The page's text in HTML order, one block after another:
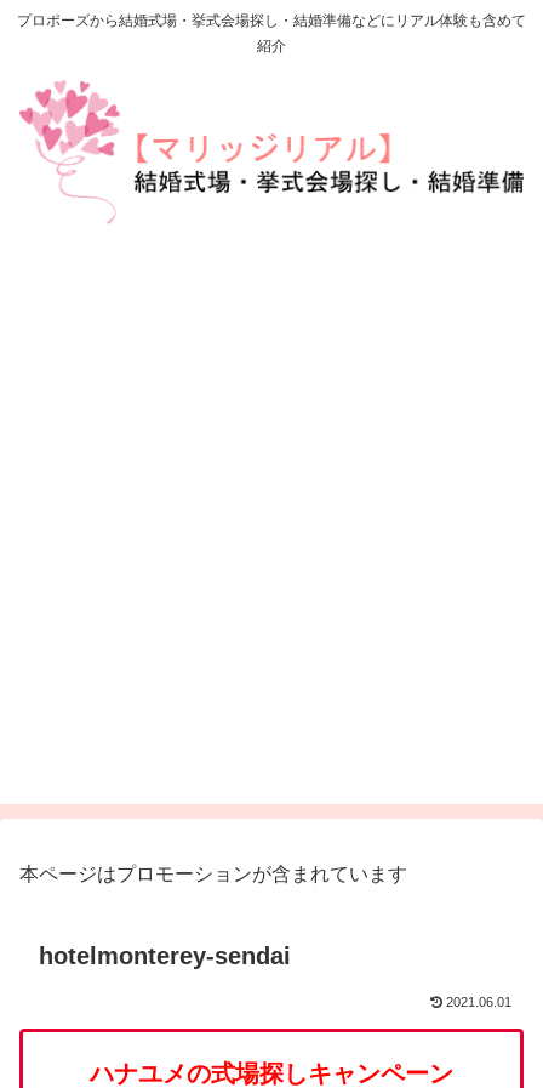
プロポーズから結婚式場・挙式会場探し・結婚準備などにリアル体験も含めて
紹介
本ページはプロモーションが含まれています
hotelmonterey-sendai
2021.06.01
ハナユメの式場探しキャンペーン